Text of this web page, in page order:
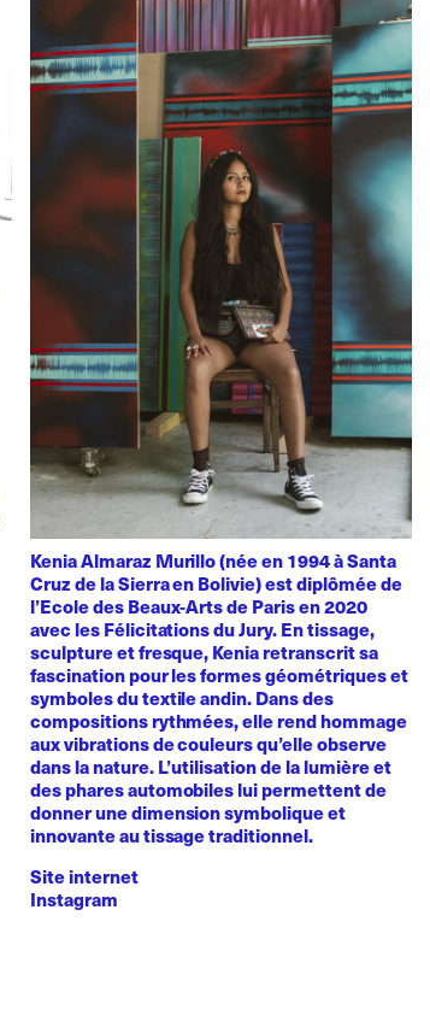
Kenia Almaraz Murillo (née en 1994 à Santa
Cruz de la Sierra en Bolivie) est diplômée de
l’Ecole des Beaux-Arts de Paris en 2020
avec les Félicitations du Jury. En tissage,
sculpture et fresque, Kenia retranscrit sa
fascination pour les formes géométriques et
symboles du textile andin. Dans des
compositions rythmées, elle rend hommage
aux vibrations de couleurs qu’elle observe
dans la nature. L’utilisation de la lumière et
des phares automobiles lui permettent de
donner une dimension symbolique et
innovante au tissage traditionnel.
Site internet
Instagram